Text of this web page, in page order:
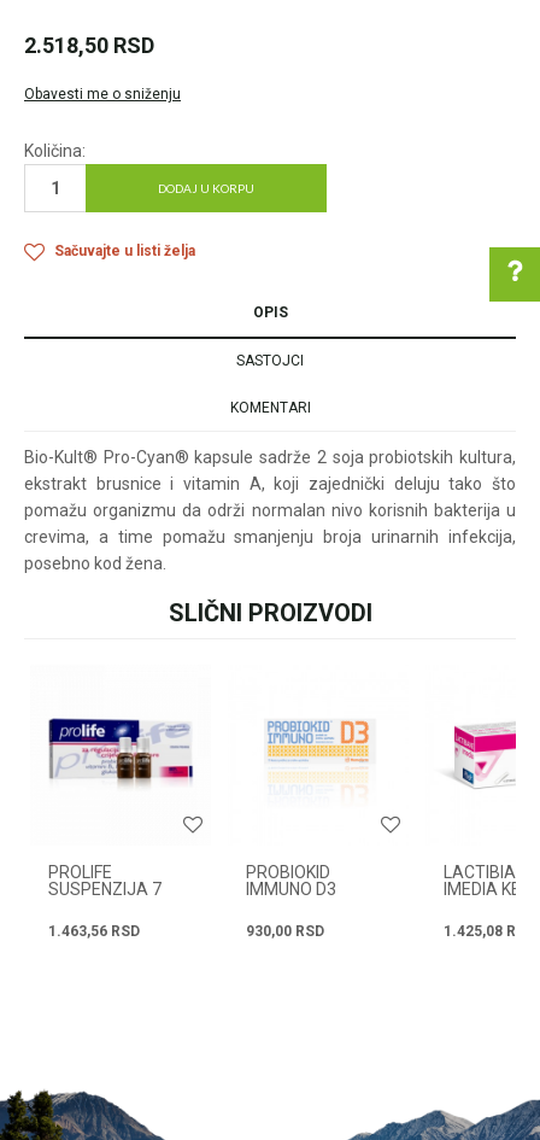
2.518,50 RSD
Obavesti me o sniženju
Količina:
DODAJ U KORPU
Sačuvajte u listi želja
Za više informacija u
vezi online porudžbine
pišite nam:
+381631105804
Svakog radnog dana od
08h do 16h
OPIS
SASTOJCI
KOMENTARI
Bio-Kult® Pro-Cyan® kapsule sadrže 2 soja probiotskih kultura,
ekstrakt brusnice i vitamin A, koji zajednički deluju tako što
pomažu organizmu da održi normalan nivo korisnih bakterija u
crevima, a time pomažu smanjenju broja urinarnih infekcija,
posebno kod žena.
SLIČNI PROIZVODI
PROLIFE
SUSPENZIJA 7
1.463,56 RSD
PROBIOKID
IMMUNO D3
930,00 RSD
LACTIBIANE
IMEDIA
1.425,08 RSD